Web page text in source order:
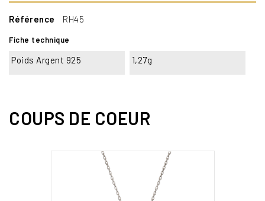
Référence RH45
Fiche technique
Poids Argent 925 1,27g
COUPS DE COEUR